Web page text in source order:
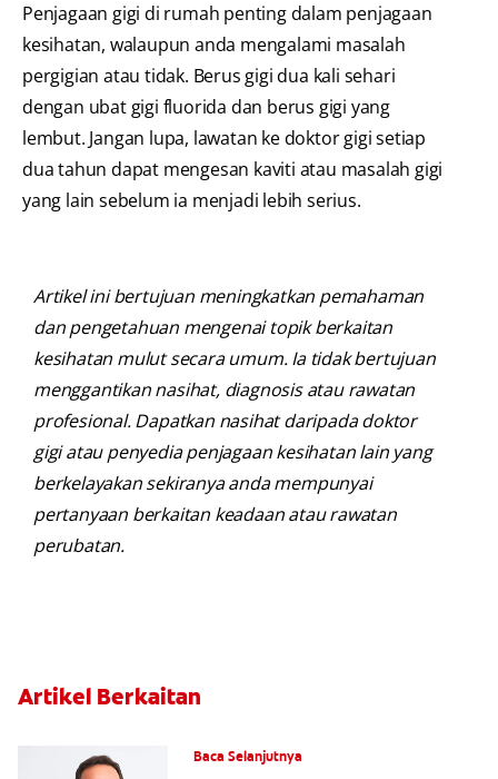
Penjagaan gigi di rumah penting dalam penjagaan
kesihatan, walaupun anda mengalami masalah
pergigian atau tidak. Berus gigi dua kali sehari
dengan ubat gigi fluorida dan berus gigi yang
lembut. Jangan lupa, lawatan ke doktor gigi setiap
dua tahun dapat mengesan kaviti atau masalah gigi
yang lain sebelum ia menjadi lebih serius.
Artikel ini bertujuan meningkatkan pemahaman
dan pengetahuan mengenai topik berkaitan
kesihatan mulut secara umum. Ia tidak bertujuan
menggantikan nasihat, diagnosis atau rawatan
profesional. Dapatkan nasihat daripada doktor
gigi atau penyedia penjagaan kesihatan lain yang
berkelayakan sekiranya anda mempunyai
pertanyaan berkaitan keadaan atau rawatan
perubatan.
Artikel Berkaitan
Baca Selanjutnya